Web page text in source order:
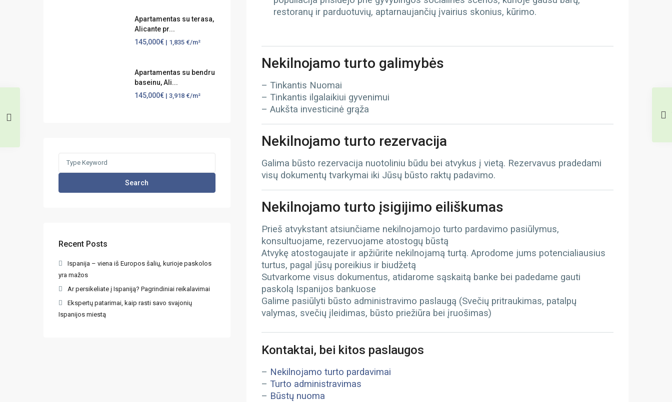
restoranų ir parduotuvių, aptarnaujančių įvairius skonius, kūrimo.
Nekilnojamo turto galimybės
– Tinkantis Nuomai
– Tinkantis ilgalaikiui gyvenimui
– Aukšta investicinė grąža
Nekilnojamo turto rezervacija
Galima būsto rezervacija nuotoliniu būdu bei atvykus į vietą. Rezervavus pradedami
visų dokumentų tvarkymai iki Jūsų būsto raktų padavimo.
Nekilnojamo turto įsigijimo eiliškumas
Prieš atvykstant atsiunčiame nekilnojamojo turto pardavimo pasiūlymus,
konsultuojame, rezervuojame atostogų būstą
Atvykę atostogaujate ir apžiūrite nekilnojamą turtą. Aprodome jums potencialiausius
turtus, pagal jūsų poreikius ir biudžetą
Sutvarkome visus dokumentus, atidarome sąskaitą banke bei padedame gauti
paskolą Ispanijos bankuose
Galime pasiūlyti būsto administravimo paslaugą (Svečių pritraukimas, patalpų
valymas, svečių įleidimas, būsto priežiūra bei įruošimas)
Kontaktai, bei kitos paslaugos
– Nekilnojamo turto pardavimai
– Turto administravimas
– Būstų nuoma
Apartamentas su terasa,
Alicante pr...
145,000€ | 1,835 €/m²
Apartamentas su bendru
baseinu, Ali...
145,000€ | 3,918 €/m²
Search
Recent Posts
Ispanija – viena iš Europos šalių, kurioje paskolos
yra mažos
Ar persikeliate į Ispaniją? Pagrindiniai reikalavimai
Ekspertų patarimai, kaip rasti savo svajonių
Ispanijos miestą